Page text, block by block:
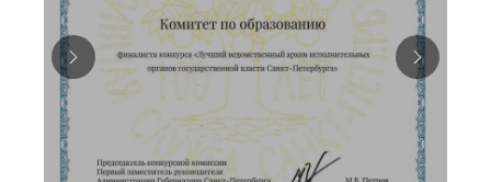
интервал
Средний Большой